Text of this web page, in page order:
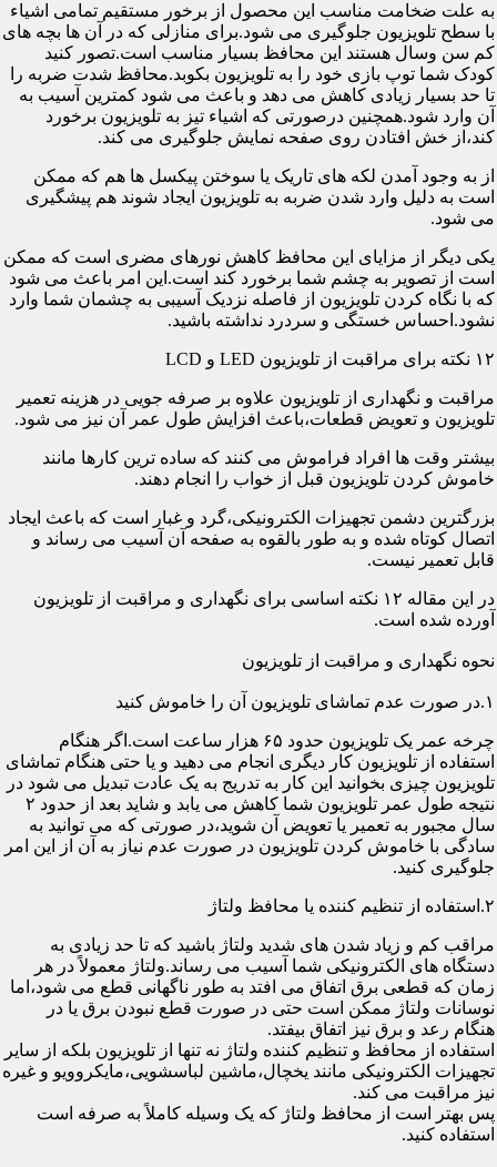
به علت ضخامت مناسب این محصول از برخور مستقیم تمامی اشیاء
با سطح تلویزیون جلوگیری می شود.برای منازلی که در آن ها بچه های
کم سن وسال هستند این محافظ بسیار مناسب است.تصور کنید
کودک شما توپ بازی خود را به تلویزیون بکوبد.محافظ شدت ضربه را
تا حد بسیار زیادی کاهش می دهد و باعث می شود کمترین آسیب به
آن وارد شود.همچنین درصورتی که اشیاء تیز به تلویزیون برخورد
کند،از خش افتادن روی صفحه نمایش جلوگیری می کند.
از به وجود آمدن لکه های تاریک یا سوختن پیکسل ها هم که ممکن
است به دلیل وارد شدن ضربه به تلویزیون ایجاد شوند هم پیشگیری
می شود.
یکی دیگر از مزایای این محافظ کاهش نورهای مضری است که ممکن
است از تصویر به چشم شما برخورد کند است.این امر باعث می شود
که با نگاه کردن تلویزیون از فاصله نزدیک آسیبی به چشمان شما وارد
نشود.احساس خستگی و سردرد نداشته باشید.
۱۲ نکته برای مراقبت از تلویزیون LED و LCD
مراقبت و نگهداری از تلویزیون علاوه بر صرفه جویی در هزینه تعمیر
تلویزیون و تعویض قطعات،باعث افزایش طول عمر آن نیز می شود.
بیشتر وقت ها افراد فراموش می کنند که ساده ترین کارها مانند
خاموش کردن تلویزیون قبل از خواب را انجام دهند.
بزرگترین دشمن تجهیزات الکترونیکی،گرد و غبار است که باعث ایجاد
اتصال کوتاه شده و به طور بالقوه به صفحه آن آسیب می رساند و
قابل تعمیر نیست.
در این مقاله ۱۲ نکته اساسی برای نگهداری و مراقبت از تلویزیون
آورده شده است.
نحوه نگهداری و مراقبت از تلویزیون
۱.در صورت عدم تماشای تلویزیون آن را خاموش کنید
چرخه عمر یک تلویزیون حدود ۶۵ هزار ساعت است.اگر هنگام
استفاده از تلویزیون کار دیگری انجام می دهید و یا حتی هنگام تماشای
تلویزیون چیزی بخوانید این کار به تدریج به یک عادت تبدیل می شود در
نتیجه طول عمر تلویزیون شما کاهش می یابد و شاید بعد از حدود ۲
سال مجبور به تعمیر یا تعویض آن شوید،در صورتی که می توانید به
سادگی با خاموش کردن تلویزیون در صورت عدم نیاز به آن از این امر
جلوگیری کنید.
۲.استفاده از تنظیم کننده یا محافظ ولتاژ
مراقب کم و زیاد شدن های شدید ولتاژ باشید که تا حد زیادی به
دستگاه های الکترونیکی شما آسیب می رساند.ولتاژ معمولاً در هر
زمان که قطعی برق اتفاق می افتد به طور ناگهانی قطع می شود،اما
نوسانات ولتاژ ممکن است حتی در صورت قطع نبودن برق یا در
هنگام رعد و برق نیز اتفاق بیفتد.
استفاده از محافظ و تنظیم کننده ولتاژ نه تنها از تلویزیون بلکه از سایر
تجهیزات الکترونیکی مانند یخچال،ماشین لباسشویی،مایکروویو و غیره
نیز مراقبت می کند.
پس بهتر است از محافظ ولتاژ که یک وسیله کاملاً به صرفه است
استفاده کنید.